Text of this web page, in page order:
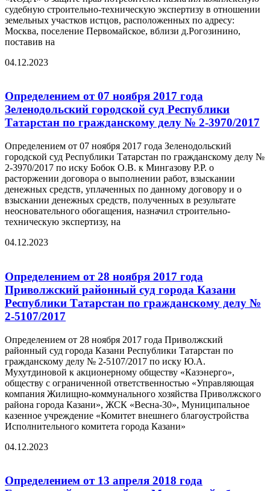
судебную строительно-­техническую экспертизу в отношении
земельных участков истцов, расположенных по адресу:
Москва, поселение Первомайское, вблизи д.Рогозинино,
поставив на
04.12.2023
Определением от 07 ноября 2017 года
Зеленодольский городской суд Республики
Татарстан по гражданскому делу № 2-3970/2017
Определением от 07 ноября 2017 года Зеленодольский
городской суд Республики Татарстан по гражданскому делу №
2-3970/2017 по иску Бобок О.В. к Мингазову Р.Р. о
расторжении договора о выполнении работ, взыскании
денежных средств, уплаченных по данному договору и о
взыскании денежных средств, полученных в результате
неосновательного обогащения, назначил строительно-
техническую экспертизу, на
04.12.2023
Определением от 28 ноября 2017 года
Приволжский районный суд города Казани
Республики Татарстан по гражданскому делу №
2-5107/2017
Определением от 28 ноября 2017 года Приволжский
районный суд города Казани Республики Татарстан по
гражданскому делу № 2-5107/2017 по иску Ю.А.
Мухутдиновой к акционерному обществу «Казэнерго»,
обществу с ограниченной ответственностью «Управляющая
компания Жилищно-коммунального хозяйства Приволжского
района города Казани», ЖСК «Весна-30», Муниципальное
казенное учреждение «Комитет внешнего благоустройства
Исполнительного комитета города Казани»
04.12.2023
Определением от 13 апреля 2018 года